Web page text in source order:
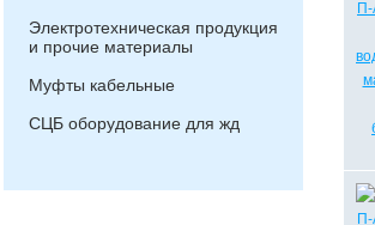
Электротехническая продукция
и прочие материалы
Муфты кабельные
СЦБ оборудование для жд